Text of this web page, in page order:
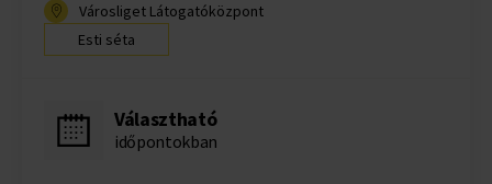
Városliget Látogatóközpont
Esti séta
Választható
időpontokban